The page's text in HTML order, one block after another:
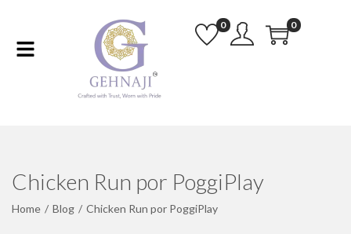
0 0
Chicken Run por PoggiPlay
Home / Blog / Chicken Run por PoggiPlay